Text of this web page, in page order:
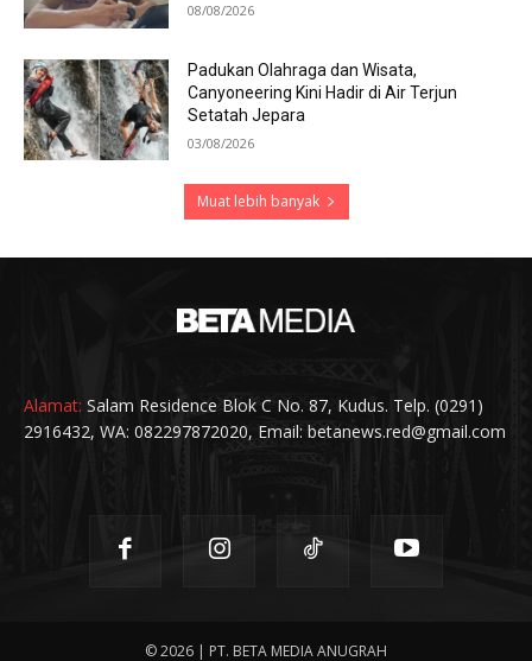
08/08/2026
Padukan Olahraga dan Wisata,
Canyoneering Kini Hadir di Air Terjun
Setatah Jepara
03/08/2026
Muat lebih banyak
Alamat: Salam Residence Blok C No. 87, Kudus. Telp. (0291)
2916432, WA: 082297872020, Email: betanews.red@gmail.com
© 2026 | PT. BETA MEDIA ANUGRAH